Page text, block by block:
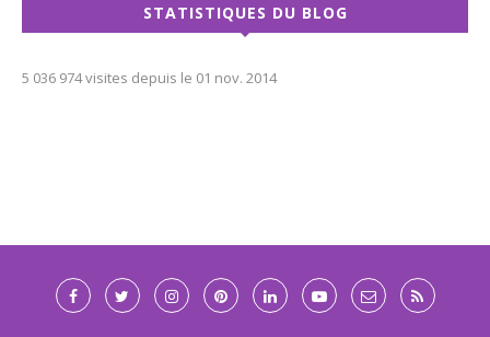
STATISTIQUES DU BLOG
5 036 974 visites depuis le 01 nov. 2014